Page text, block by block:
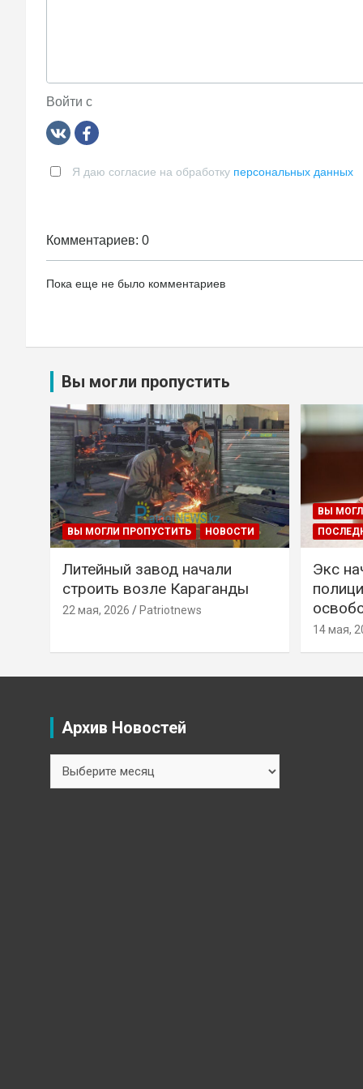
Войти с
Я даю согласие на обработку персональных данных
Комментариев: 0
Пока еще не было комментариев
Вы могли пропустить
ВЫ МОГЛИ ПРОПУСТИТЬ НОВОСТИ
Литейный завод начали
строить возле Караганды
22 мая, 2026 Patriotnews
ВЫ
Экс
14 мая,
Архив Новостей
Новостей